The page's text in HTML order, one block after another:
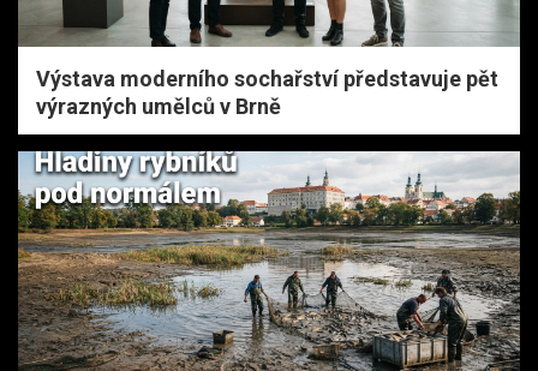
Výstava moderního sochařství představuje pět
výrazných umělců v Brně